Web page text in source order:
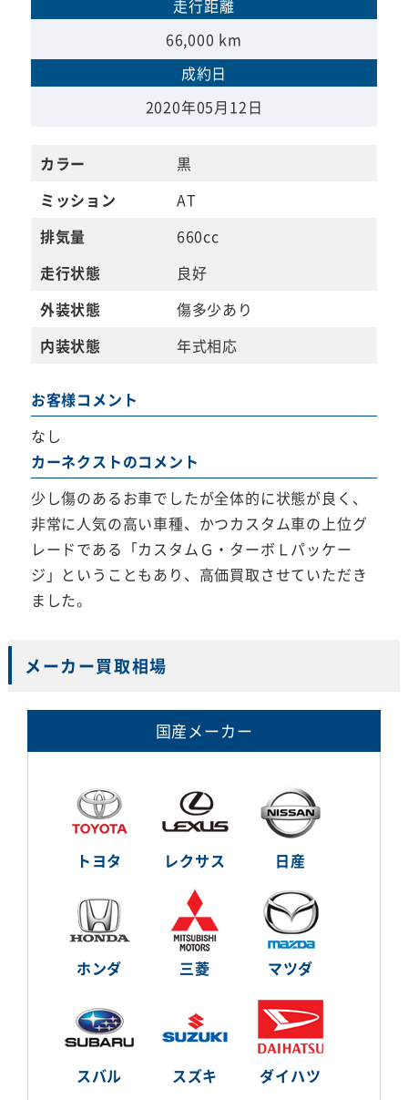
走行距離
66,000 km
成約日
2020年05月12日
カラー
黒
ミッション
AT
排気量
660cc
走行状態
良好
外装状態
傷多少あり
内装状態
年式相応
お客様コメント
なし
カーネクストのコメント
少し傷のあるお車でしたが全体的に状態が良く、
非常に人気の高い車種、かつカスタム車の上位グ
レードである「カスタムＧ・ターボＬパッケー
ジ」ということもあり、高価買取させていただき
ました。
メーカー買取相場
国産メーカー
トヨタ レクサス 日産
ホンダ 三菱 マツダ
スバル スズキ ダイハツ